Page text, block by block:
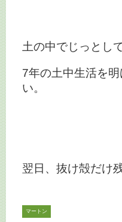
土の中でじっとし
7年の土中生活を
い。
翌日、抜け殻だけ
マートン